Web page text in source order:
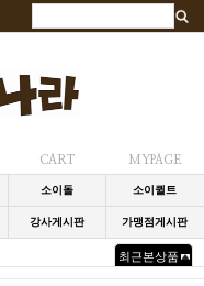
CART MYPAGE
소이돌 소이퀼트
강사게시판 가맹점게시판
최근본상품